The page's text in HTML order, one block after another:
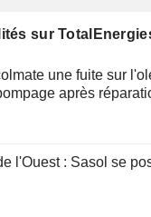
sur
une fuite sur
après
l'Ouest : Sasol se